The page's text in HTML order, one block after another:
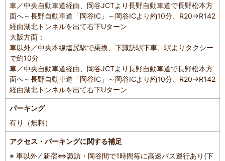
車／中央自動車道経由、岡谷JCTより長野自動車道で長野松本方
面へ～長野自動車道「岡谷IC」～岡谷ICより約10分、R20→R142
経由湖北トンネルを出て右下Uターン
大阪方面：
車以外／中央本線塩尻駅で乗換、下諏訪駅下車、駅よりタクシー
で約10分
車／中央自動車道経由、岡谷JCTより長野自動車道で長野松本方
面へ～長野自動車道「岡谷IC」～岡谷ICより約10分、R20→R142
経由湖北トンネルを出て右下Uターン
パーキング
有り（無料）
アクセス・パーキングに関する補足
※ 車以外 ⁄ 新宿⇔諏訪・岡谷間で1時間毎に高速バス運行あり(下